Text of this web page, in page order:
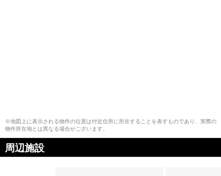
※地図上に表示される物件の位置は付近住所に所在することを表すものであり、実際の
物件所在地とは異なる場合がございます。
周辺施設